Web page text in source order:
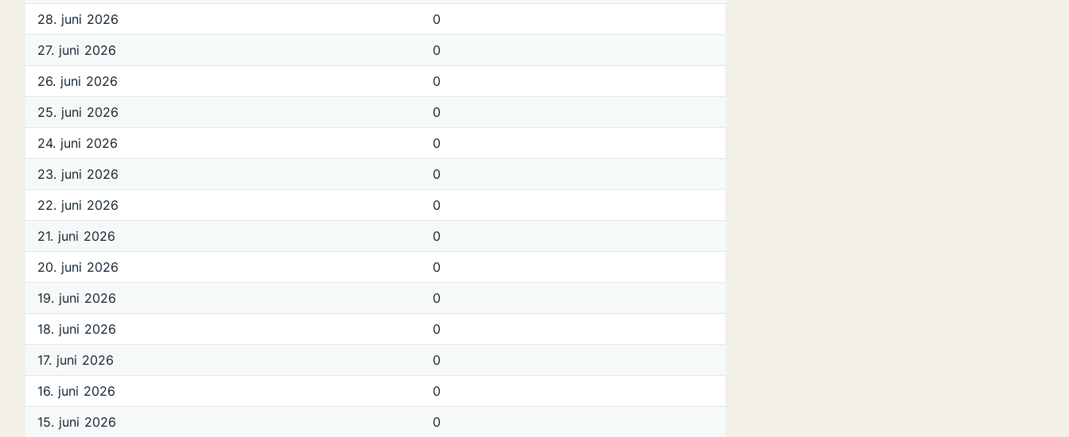
28. juni 2026
0
27. juni 2026
0
26. juni 2026
0
25. juni 2026
0
24. juni 2026
0
23. juni 2026
0
22. juni 2026
0
21. juni 2026
0
20. juni 2026
0
19. juni 2026
0
18. juni 2026
0
17. juni 2026
0
16. juni 2026
0
15. juni 2026
0